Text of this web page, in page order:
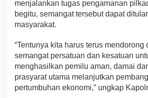
menjalankan tugas pengamanan
begitu, semangat tersebut dapat
masyarakat.
“Tentunya kita harus terus mendorong
semangat persatuan dan kesatuan
menghasilkan pemilu aman, damai
prasyarat utama melanjutkan
pertumbuhan ekonomi,” ungkap